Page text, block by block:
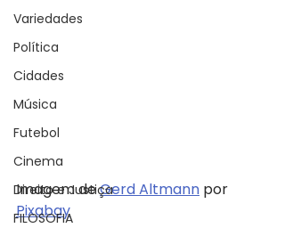
Variedades
Política
Cidades
Música
Futebol
Cinema
Direito e Justiça
FILOSOFIA
Imagem de Gerd Altmann por
Pixabay